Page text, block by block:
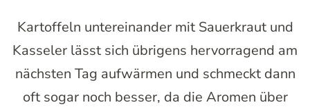
Kartoffeln untereinander mit Sauerkraut und
Kasseler lässt sich übrigens hervorragend am
nächsten Tag aufwärmen und schmeckt dann
oft sogar noch besser, da die Aromen über